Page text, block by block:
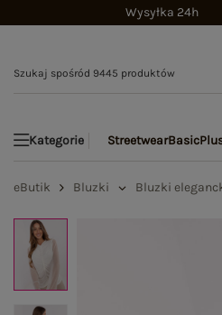
Wysyłka 24h
Kategorie StreetwearBasic
eButik Bluzki Bluzki